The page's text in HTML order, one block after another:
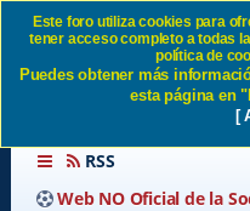
RSS
Web NO Oficial de la
Este foro utiliza cookies para
tener acceso completo a todas
política de
Puedes obtener más
esta página en
[